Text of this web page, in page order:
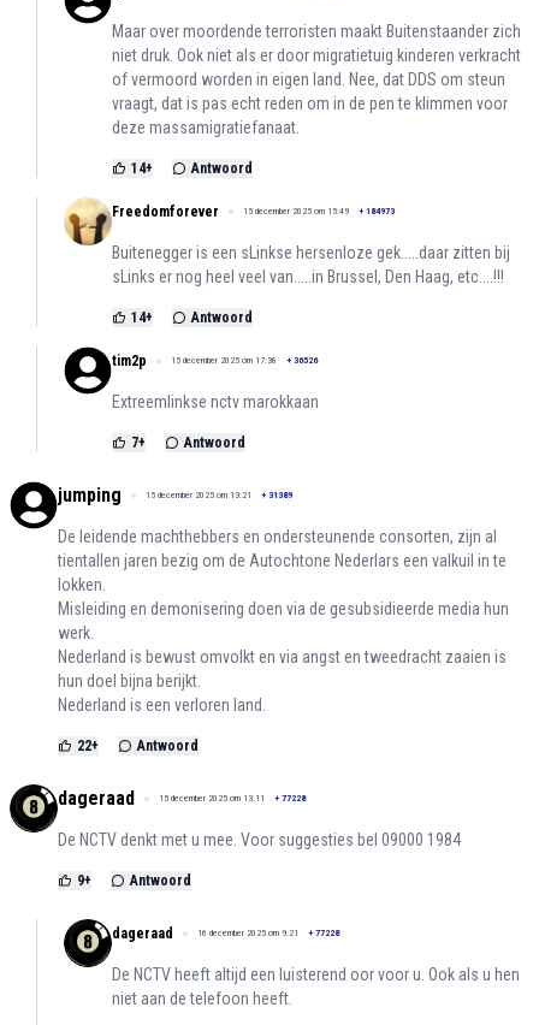
Maar over moordende terroristen maakt Buitenstaander zich
niet druk. Ook niet als er door migratietuig kinderen verkracht
of vermoord worden in eigen land. Nee, dat DDS om steun
vraagt, dat is pas echt reden om in de pen te klimmen voor
deze massamigratiefanaat.
14+ Antwoord
Freedomforever 15 december 2025 om 15:49 + 184973
Buitenegger is een sLinkse hersenloze gek.....daar zitten bij
sLinks er nog heel veel van.....in Brussel, Den Haag, etc....!!!
14+ Antwoord
tim2p 15 december 2025 om 17:38 + 36526
Extreemlinkse nctv marokkaan
7+ Antwoord
jumping 15 december 2025 om 13:21 + 31389
De leidende machthebbers en ondersteunende consorten, zijn al
tientallen jaren bezig om de Autochtone Nederlars een valkuil in te
lokken.
Misleiding en demonisering doen via de gesubsidieerde media hun
werk.
Nederland is bewust omvolkt en via angst en tweedracht zaaien is
hun doel bijna berijkt.
Nederland is een verloren land.
22+ Antwoord
dageraad 15 december 2025 om 13:11 + 77228
De NCTV denkt met u mee. Voor suggesties bel 09000 1984
9+ Antwoord
dageraad 16 december 2025 om 9:21 + 77228
De NCTV heeft altijd een luisterend oor voor u. Ook als u hen
niet aan de telefoon heeft.